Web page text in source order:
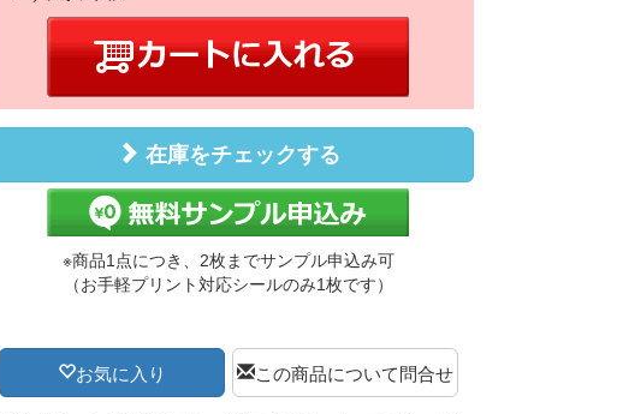
在庫をチェックする
※商品1点につき、2枚までサンプル申込み可
（お手軽プリント対応シールのみ1枚です）
お気に入り この商品について問合せ